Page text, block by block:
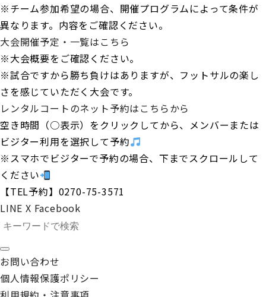
※チーム参加希望の場合、開催プログラムによって条件が
異なります。内容をご確認ください。
大会開催予定・一覧はこちら
※大会概要をご確認ください。
※試合ですから勝ち負けはありますが、フットサルの楽し
さを感じていただく大会です。
レンタルコートのネット予約はこちらから
空き時間（○表示）をクリックしてから、メンバーまたは
ビジター利用を選択して予約
※スマホでビジターで予約の場合、下までスクロールして
ください
【TEL予約】0270-75-3571
LINE X Facebook
お問い合わせ
個人情報保護ポリシー